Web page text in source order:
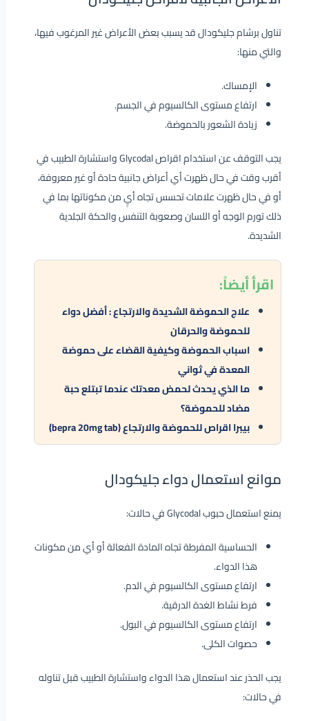
تناول برشام جليكودال قد يسبب بعض الأعراض غير المرغوب فيها،
والتي منها:
الإمساك.
ارتفاع مستوى الكالسيوم في الجسم.
زيادة الشعور بالحموضة.
يجب التوقف عن استخدام اقراص Glycodal واستشارة الطبيب في
أقرب وقت في حال ظهرت أي أعراض جانبية حادة أو غير معروفة،
أو في حال ظهرت علامات تحسس تجاه أيٍ من مكوناتها بما في
ذلك تورم الوجه أو اللسان وصعوبة التنفس والحكة الجلدية
الشديدة.
اقرأأيضاً:
علاج الحموضة الشديدة والارتجاع : أفضل دواء
للحموضة والحرقان
اسباب الحموضة وكيفية القضاء على حموضة
المعدة في ثواني
ما الذي يحدث لحمض معدتك عندما تبتلع حبة
مضاد للحموضة؟
بيبرا اقراص للحموضة والارتجاع (bepra 20mg tab)
موانع استعمال دواء جليكودال
يمنع استعمال حبوب Glycodal في حالات:
الحساسية المفرطة تجاه المادة الفعالة أو أي من مكونات
هذا الدواء.
ارتفاع مستوى الكالسيوم في الدم.
فرط نشاط الغدة الدرقية.
ارتفاع مستوى الكالسيوم في البول.
حصوات الكلى.
يجب الحذر عند استعمال هذا الدواء واستشارة الطبيب قبل تناوله
في حالات: